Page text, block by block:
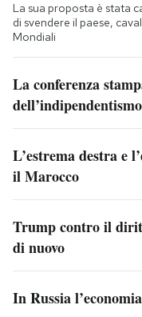
La sua proposta è stata
di svendere il paese,
Mondiali
La conferenza
L’estrema destra e
il Marocco
Trump contro il
di nuovo
In Russia